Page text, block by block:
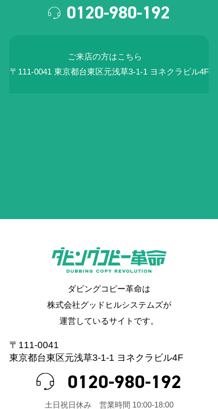
0120-980-192
ご来店の方はこちら
〒111-0041 東京都台東区元浅草3-1-1 ヨネクラビル4F
ダビングコピー革命は
株式会社グッドヒルシステムズが
運営しているサイトです。
〒111-0041
東京都台東区元浅草3-1-1 ヨネクラビル4F
0120-980-192
⼟⽇祝⽇休み 営業時間 10:00-18:00